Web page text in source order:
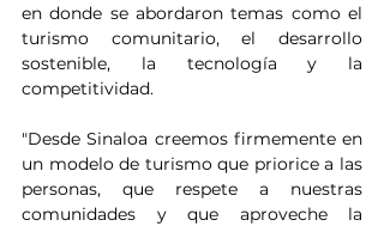
en donde se abordaron temas como el
turismo comunitario, el desarrollo
sostenible, la tecnología y la
competitividad.
"Desde Sinaloa creemos firmemente en
un modelo de turismo que priorice a las
personas, que respete a nuestras
comunidades y que aproveche la